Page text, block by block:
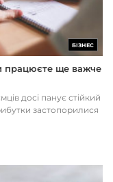
БІЗНЕС
працюєте ще важче
досі панує стійкий
застопорилися